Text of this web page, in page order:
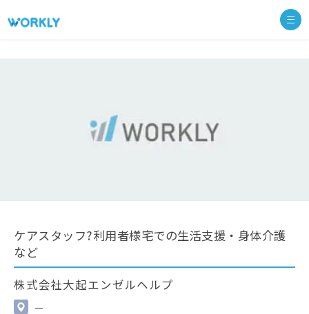
ケアスタッフ?利用者様宅での生活支援・身体介護
など
株式会社大起エンゼルヘルプ
—